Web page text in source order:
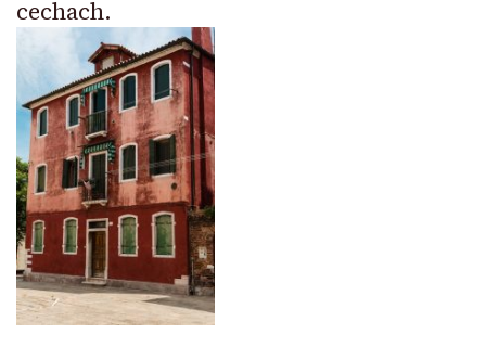
cechach.